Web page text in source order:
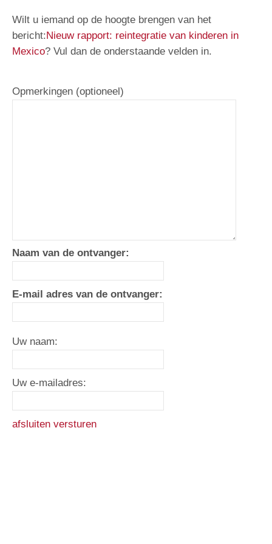
Wilt u iemand op de hoogte brengen van het
bericht:Nieuw rapport: reintegratie van kinderen in
Mexico? Vul dan de onderstaande velden in.
Opmerkingen (optioneel)
Naam van de ontvanger:
E-mail adres van de ontvanger:
Uw naam:
Uw e-mailadres:
afsluiten versturen